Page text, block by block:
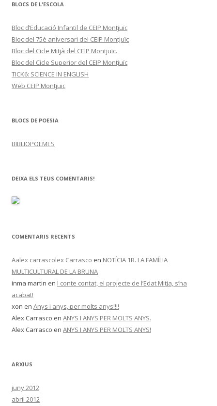
BLOCS DE L'ESCOLA
Bloc d’Educació Infantil de CEIP Montjuïc
Bloc del 75è aniversari del CEIP Montjuïc
Bloc del Cicle Mitjà del CEIP Montjuïc.
Bloc del Cicle Superior del CEIP Montjuïc
TICK6: SCIENCE IN ENGLISH
Web CEIP Montjuïc
BLOCS DE POESIA
BIBLIOPOEMES
DEIXA ELS TEUS COMENTARIS!
COMENTARIS RECENTS
Aalex carrascolex Carrasco en NOTÍCIA 1R. LA FAMÍLIA
MULTICULTURAL DE LA BRUNA
inma martin en I conte contat, el projecte de l’Edat Mitja, s’ha
acabat!
xon en Anys i anys, per molts anys!!!!
Alex Carrasco en ANYS I ANYS PER MOLTS ANYS.
Alex Carrasco en ANYS I ANYS PER MOLTS ANYS!
ARXIUS
juny 2012
abril 2012